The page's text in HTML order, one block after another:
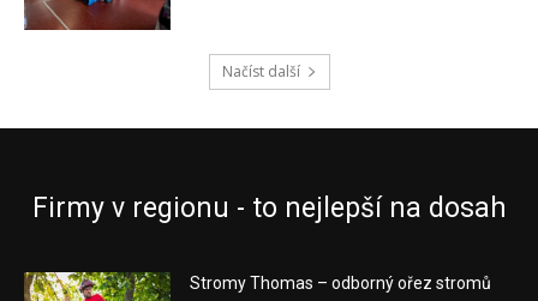
Načíst další
Firmy v regionu - to nejlepší na dosah
Stromy Thomas – odborný ořez stromů